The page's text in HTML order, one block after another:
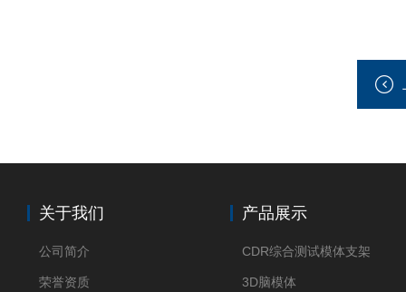
关于我们
公司简介
荣誉资质
产品展示
CDR综合测试模体支架
3D脑模体